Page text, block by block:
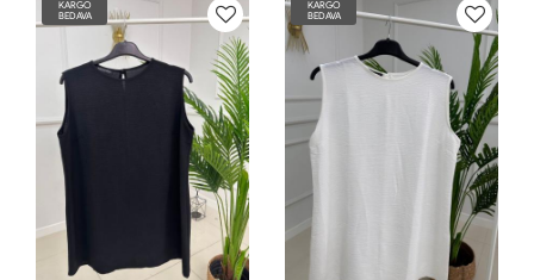
KARGO
BEDAVA
KARGO
BEDAVA